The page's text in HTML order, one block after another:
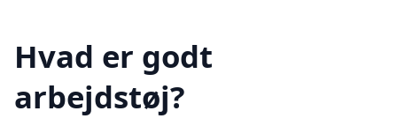
Hvad er godt
arbejdstøj?